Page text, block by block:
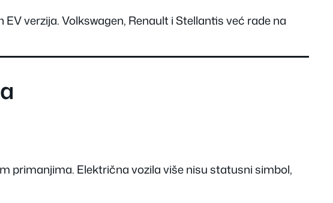
verzija. Volkswagen, Renault i Stellantis već rade na
primanjima. Električna vozila više nisu statusni simbol,